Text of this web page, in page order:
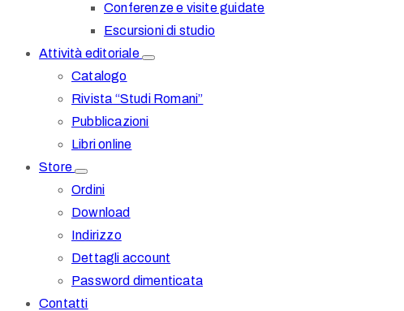
Conferenze e visite guidate
Escursioni di studio
Attività editoriale
Catalogo
Rivista “Studi Romani”
Pubblicazioni
Libri online
Store
Ordini
Download
Indirizzo
Dettagli account
Password dimenticata
Contatti